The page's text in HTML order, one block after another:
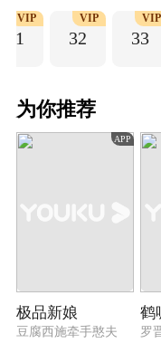
用
交。
爷，
生。
31
VIP
32
VIP
33
VIP
为你推荐
APP
极品新娘
豆腐西施牵手憨夫 罗